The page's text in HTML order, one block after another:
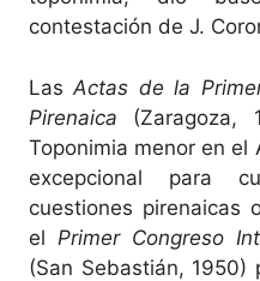
contestación de J.
LasActas de la
Pirenaica (Zaragoza,
Toponimia menor en el
excepcional para
cuestiones pirenaicas
el Primer Congreso
(San Sebastián, 1950)